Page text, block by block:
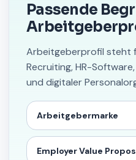
Passende
Arbeitgeberprofil steht
Recruiting, HR-
und digitaler
Arbeitgebermarke
Employer Value